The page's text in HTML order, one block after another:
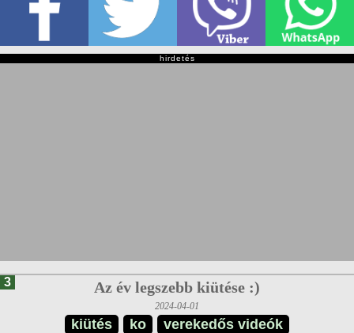
hirdetés
3 Az év legszebb kiütése :)
2024-04-01
kiütés ko verekedős videók